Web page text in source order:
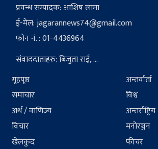
प्रवन्ध सम्पादक: आशिष लामा
ई-मेल:jagarannews74@gmail.com
फोन नं. : 01-4436964
संवाददाताहरु: बिजुता राई, ...
गृहपृष्ठ
समाचार
अर्थ / वाणिज्य
विचार
खेलकुद
अन्तर्वार्ता
विश्व
अन्तर्राष्ट्रिय
मनोरञ्जन
फीचर